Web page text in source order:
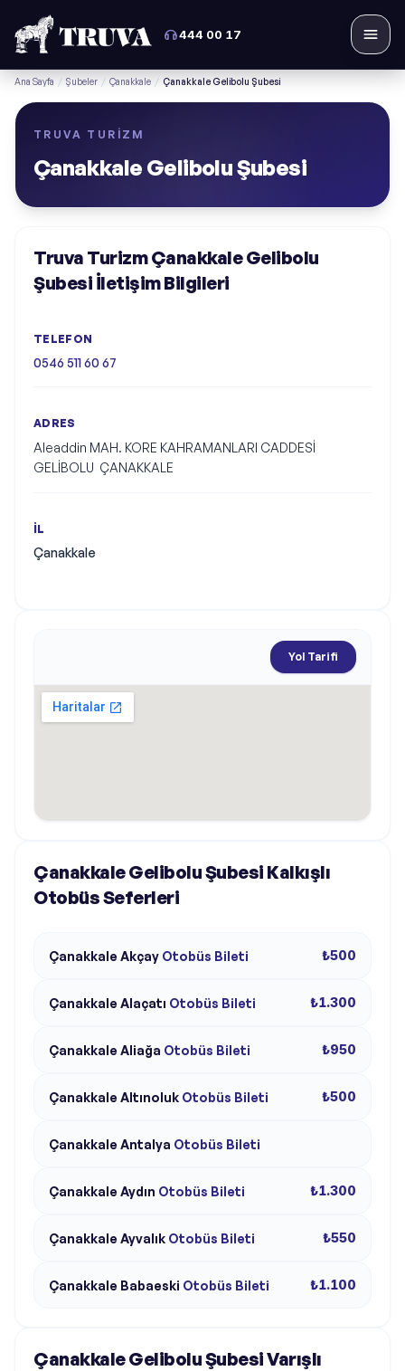
444 00 17
Ana Sayfa / Şubeler / Çanakkale / Çanakkale Gelibolu Şubesi
TRUVA TURIZM
Çanakkale Gelibolu Şubesi
Truva Turizm Çanakkale Gelibolu
Şubesi İletişim Bilgileri
TELEFON
0546 511 60 67
ADRES
Aleaddin MAH. KORE KAHRAMANLARI CADDESİ
GELİBOLU  ÇANAKKALE
İL
Çanakkale
Yol Tarifi
Çanakkale Gelibolu Şubesi Kalkışlı
Otobüs Seferleri
Çanakkale Akçay Otobüs Bileti ₺500
Çanakkale Alaçatı Otobüs Bileti ₺1.300
Çanakkale Aliağa Otobüs Bileti ₺950
Çanakkale Altınoluk Otobüs Bileti ₺500
Çanakkale Antalya Otobüs Bileti
Çanakkale Aydın Otobüs Bileti ₺1.300
Çanakkale Ayvalık Otobüs Bileti ₺550
Çanakkale Babaeski Otobüs Bileti ₺1.100
Çanakkale Gelibolu Şubesi Varışlı